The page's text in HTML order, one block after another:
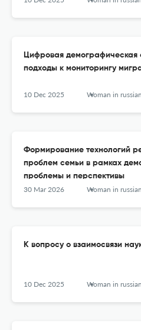
Цифровая демографическая
подходы к мониторингу
10 Dec 2025 Woman in russian society
Формирование технологий
проблем семьи в рамках
проблемы и перспективы
30 Mar 2026 Woman in russian society
К вопросу о взаимосвязи
10 Dec 2025 Woman in russian society